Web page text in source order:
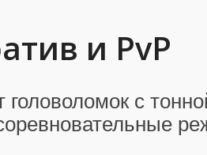
и PvP
головоломок с